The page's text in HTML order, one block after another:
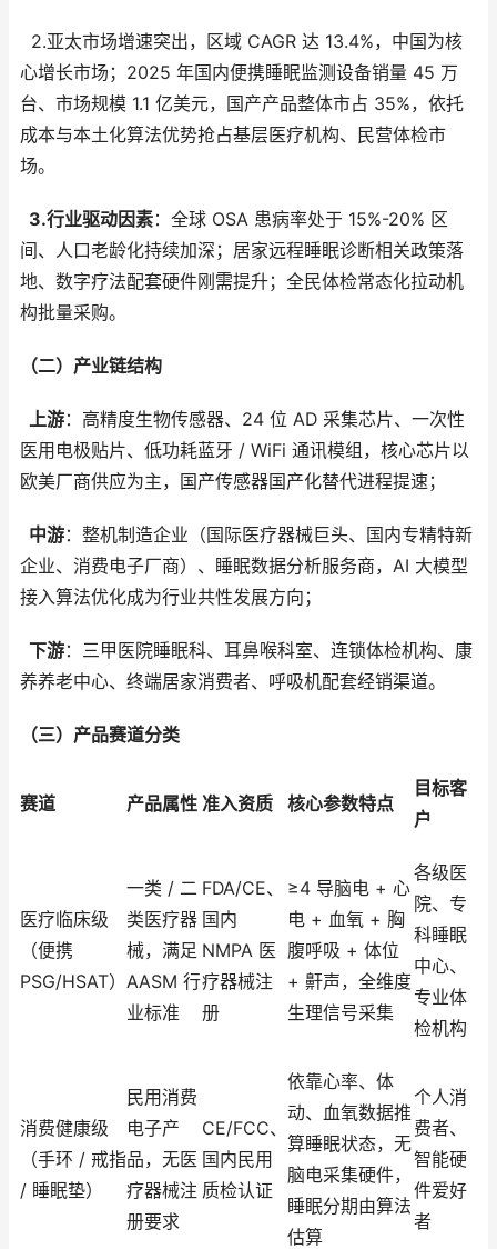
2.亚太市场增速突出，区域 CAGR 达 13.4%，中国为核
心增长市场；2025 年国内便携睡眠监测设备销量 45 万
台、市场规模 1.1 亿美元，国产产品整体市占 35%，依托
成本与本土化算法优势抢占基层医疗机构、民营体检市
场。
3.行业驱动因素：全球 OSA 患病率处于 15%-20% 区
间、人口老龄化持续加深；居家远程睡眠诊断相关政策落
地、数字疗法配套硬件刚需提升；全民体检常态化拉动机
构批量采购。
（二）产业链结构
上游：高精度生物传感器、24 位 AD 采集芯片、一次性
医用电极贴片、低功耗蓝牙 / WiFi 通讯模组，核心芯片以
欧美厂商供应为主，国产传感器国产化替代进程提速；
中游：整机制造企业（国际医疗器械巨头、国内专精特新
企业、消费电子厂商）、睡眠数据分析服务商，AI 大模型
接入算法优化成为行业共性发展方向；
下游：三甲医院睡眠科、耳鼻喉科室、连锁体检机构、康
养养老中心、终端居家消费者、呼吸机配套经销渠道。
（三）产品赛道分类
赛道 产品属性 准入资质 核心参数特点
目标客
户
医疗临床级
（便携
PSG/HSAT）
一类 / 二
类医疗器
械，满足
AASM 行
业标准
FDA/CE、
国内
NMPA 医
疗器械注
册
≥4 导脑电 + 心
电 + 血氧 + 胸
腹呼吸 + 体位
+ 鼾声，全维度
生理信号采集
各级医
院、专
科睡眠
中心、
专业体
检机构
消费健康级
（手环 / 戒指
/ 睡眠垫）
民用消费
电子产
品，无医
疗器械注
册要求
CE/FCC、
国内民用
质检认证
依靠心率、体
动、血氧数据推
算睡眠状态，无
脑电采集硬件，
睡眠分期由算法
估算
个人消
费者、
智能硬
件爱好
者